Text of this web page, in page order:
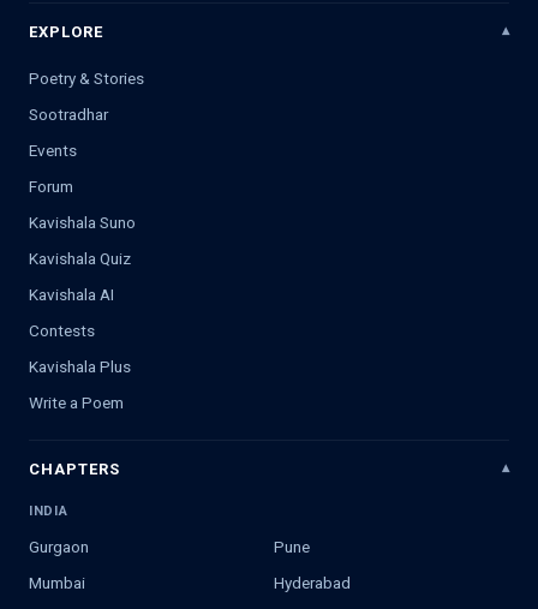
EXPLORE
Poetry & Stories
Sootradhar
Events
Forum
Kavishala Suno
Kavishala Quiz
Kavishala AI
Contests
Kavishala Plus
Write a Poem
CHAPTERS
INDIA
Gurgaon
Pune
Mumbai
Hyderabad